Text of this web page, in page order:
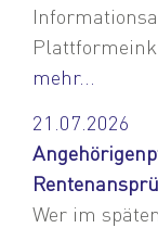
mehr...
21.07.2026
Wer im